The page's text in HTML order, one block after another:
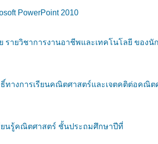
PowerPoint 2010
ายวิชาการงานอาชีพและเทคโนโลยี ของนั
างการเรียนคณิตศาสตร์และเจตคติต่อคณิต
ยนรู้คณิตศาสตร์ ชั้นประถมศึกษาปีที่